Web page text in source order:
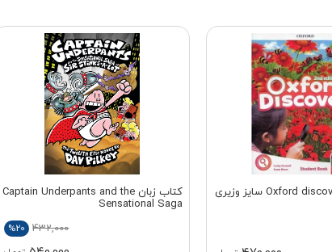
کتاب زبان Captain Underpants and the
Sensational Saga
432,000
%20